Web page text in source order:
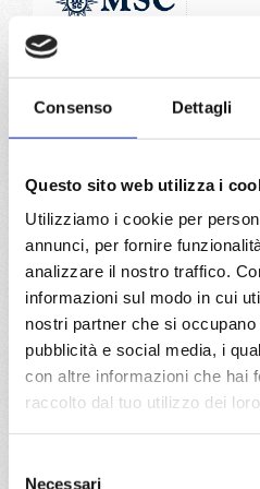
Consenso Dettagli
Questo sito web utilizza i
Utilizziamo i cookie per
annunci, per fornire
analizzare il nostro traffico.
informazioni sul modo in cui
nostri partner che si
pubblicità e social media, i
con altre informazioni che hai
raccolto dal tuo utilizzo dei
Necessari
Mediterraneo
Mormugao, Mykonos, Napoli,
Mormugao
€ 793
a
€
Mediterraneo8 giorni
da
Barcellona,